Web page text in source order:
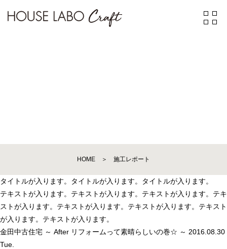
HOME ＞ 施工レポート
タイトルが入ります。タイトルが入ります。タイトルが入ります。
テキストが入ります。テキストが入ります。テキストが入ります。テキ
ストが入ります。テキストが入ります。テキストが入ります。テキスト
が入ります。テキストが入ります。
金田中古住宅 ～ After リフォームって素晴らしいの巻☆ ～ 2016.08.30
Tue.